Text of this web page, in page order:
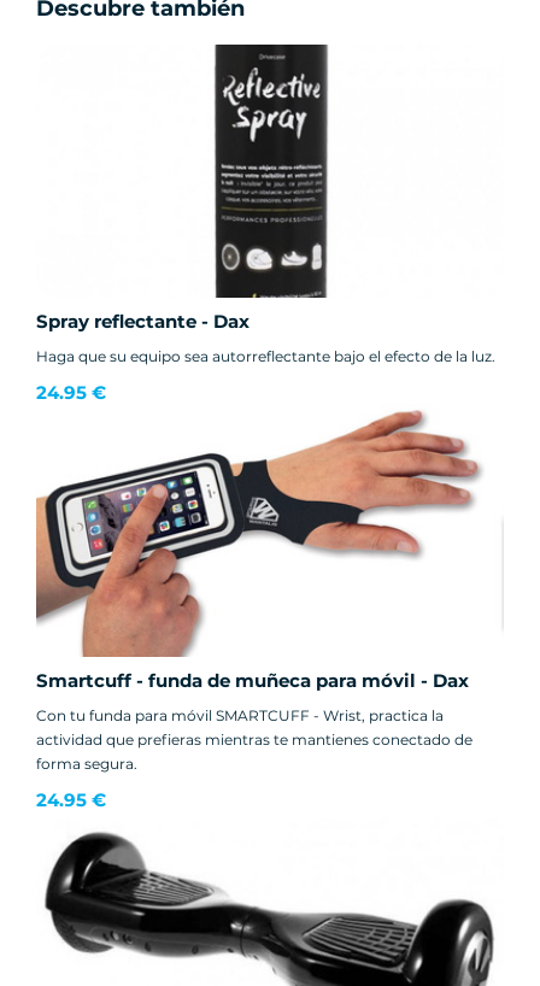
Descubre también
Spray reflectante - Dax
Haga que su equipo sea autorreflectante bajo el efecto de la luz.
24.95 €
Smartcuff - funda de muñeca para móvil - Dax
Con tu funda para móvil SMARTCUFF - Wrist, practica la
actividad que prefieras mientras te mantienes conectado de
forma segura.
24.95 €